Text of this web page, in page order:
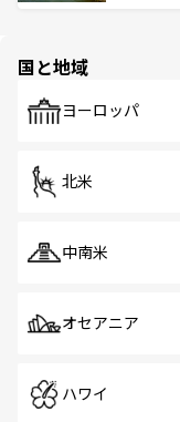
で、ホー
国と地域
ヨーロッパ
北米
中南米
オセアニア
ハワイ